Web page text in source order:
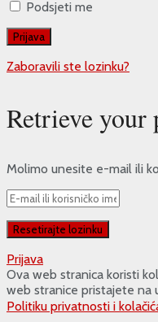
Podsjeti me
Zaboravili ste lozinku?
Retrieve your
Molimo unesite e-mail ili
Prijava
Ova web stranica koristi
web stranice pristajete na
Politiku privatnosti i